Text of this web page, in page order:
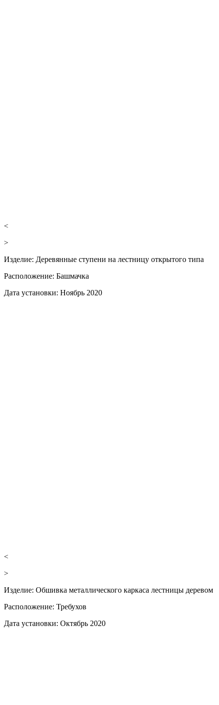
<
>
Изделие: Деревянные ступени на лестницу открытого типа
Расположение: Башмачка
Дата установки: Ноябрь 2020
<
>
Изделие: Обшивка металлического каркаса лестницы деревом
Расположение: Требухов
Дата установки: Октябрь 2020